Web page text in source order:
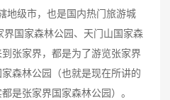
地级市，也是国内热门旅游城
界国家森林公园、天门山国家森
张家界，都是为了游览张家界
森林公园（也就是现在所讲的
是张家界国家森林公园）。